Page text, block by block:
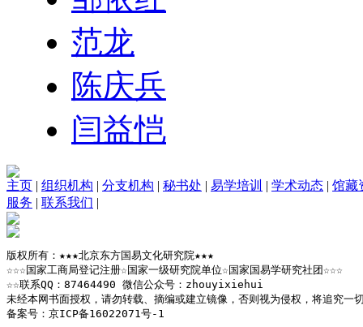
范龙
陈庆兵
闫益恺
主页 | 组织机构 | 分支机构 | 秘书处 | 易学培训 | 学术动态 | 馆藏
服务 | 联系我们 |
版权所有：★★★北京东方国易文化研究院★★★
☆☆☆国家工商局登记注册☆国家一级研究院单位☆国家国易学研究社团☆☆☆
☆☆联系QQ：87464490 微信公众号：zhouyixiehui
未经本网书面授权，请勿转载、摘编或建立镜像，否则视为侵权，将追究一
备案号：京ICP备16022071号-1